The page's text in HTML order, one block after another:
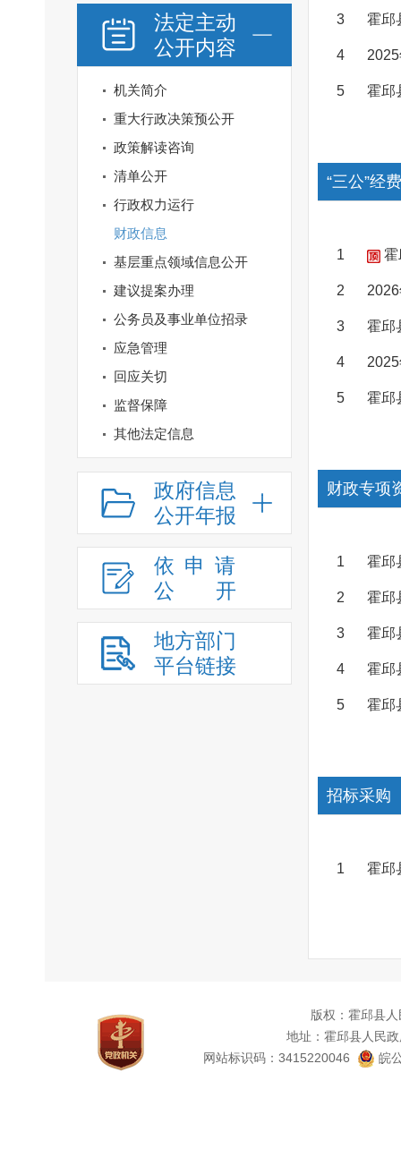
法定主动
公开内容
机关简介
重大行政决策预公开
政策解读咨询
清单公开
行政权力运行
财政信息
基层重点领域信息公开
建议提案办理
公务员及事业单位招录
应急管理
回应关切
监督保障
其他法定信息
政府信息
公开年报
依申请
公
开
地方部门
平台链接
3 霍邱
4
5 霍邱
“三公”经
1 霍
2
3 霍邱
4
5 霍邱
财政专项
1 霍邱
2 霍邱
3 霍邱
4 霍邱
5 霍邱
招标采购
1 霍邱
版权：霍邱县
地址：霍邱县人民
网站标识码：3415220046
皖